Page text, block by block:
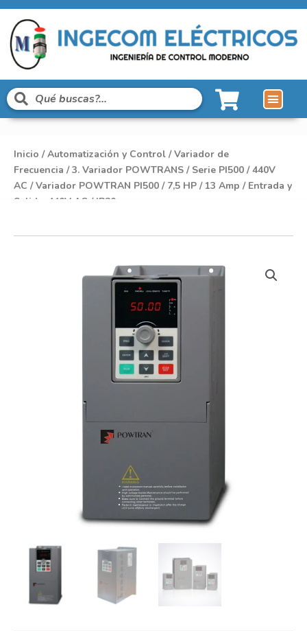
Inicio /Automatización y Control /Variador de
Frecuencia /3. Variador POWTRANS / Serie PI500 /440V
AC / Variador POWTRAN PI500 / 7,5 HP / 13 Amp / Entrada y
Salida: 440V AC / IP20